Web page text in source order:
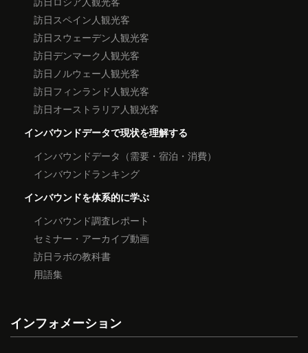
訪日スペイン人観光客
訪日スウェーデン人観光客
訪日デンマーク人観光客
訪日ノルウェー人観光客
訪日フィンランド人観光客
訪日オーストラリア人観光客
インバウンドデータで現状を理解する
インバウンドデータ（需要・宿泊・消費）
インバウンドランキング
インバウンドを体系的に学ぶ
インバウンド調査レポート
セミナー・アーカイブ動画
訪日ラボの教科書
用語集
インフォメーション